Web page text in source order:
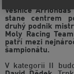
Vesnice
stane centrem
druhý podnik
Moly Racing
patří mezi
šampionátu.
V kategorii II